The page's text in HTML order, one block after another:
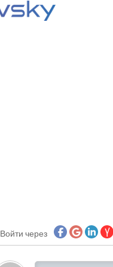
Войти через